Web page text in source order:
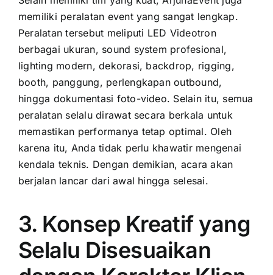
memiliki peralatan event yang sangat lengkap.
Peralatan tersebut meliputi LED Videotron
berbagai ukuran, sound system profesional,
lighting modern, dekorasi, backdrop, rigging,
booth, panggung, perlengkapan outbound,
hingga dokumentasi foto-video. Selain itu, semua
peralatan selalu dirawat secara berkala untuk
memastikan performanya tetap optimal. Oleh
karena itu, Anda tidak perlu khawatir mengenai
kendala teknis. Dengan demikian, acara akan
berjalan lancar dari awal hingga selesai.
3. Konsep Kreatif yang
Selalu Disesuaikan